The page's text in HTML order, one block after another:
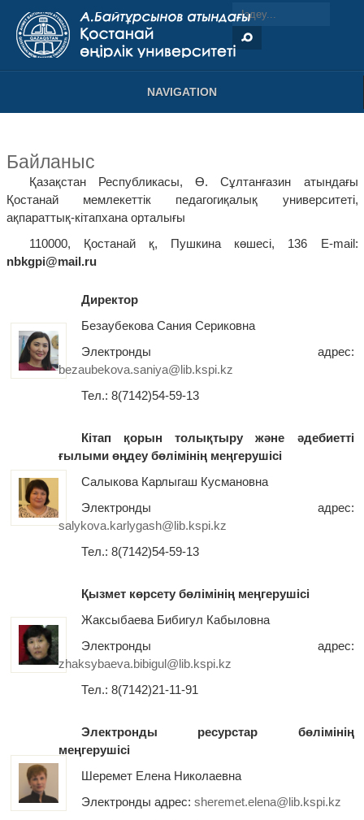
NAVIGATION
Байланыс
Қазақстан Республикасы, Ө. Сұлтанғазин атындағы
Қостанай мемлекеттік педагогиқалық университеті,
ақпараттық-кітапхана орталығы
110000, Қостанай қ, Пушкина көшесі, 136 E-mail:
nbkgpi@mail.ru
Директор
Безаубекова Сания Сериковна
Электронды адрес:
bezaubekova.saniya@lib.kspi.kz
Тел.: 8(7142)54-59-13
Кітап қорын толықтыру және әдебиетті
ғылыми өңдеу бөлімінің меңгерушісі
Салыкова Карлыгаш Кусмановна
Электронды адрес:
salykova.karlygash@lib.kspi.kz
Тел.: 8(7142)54-59-13
Қызмет көрсету бөлімінің меңгерушісі
Жаксыбаева Бибигул Кабыловна
Электронды адрес:
zhaksybaeva.bibigul@lib.kspi.kz
Тел.: 8(7142)21-11-91
Электронды ресурстар бөлімінің
меңгерушісі
Шеремет Елена Николаевна
Электронды адрес: sheremet.elena@lib.kspi.kz